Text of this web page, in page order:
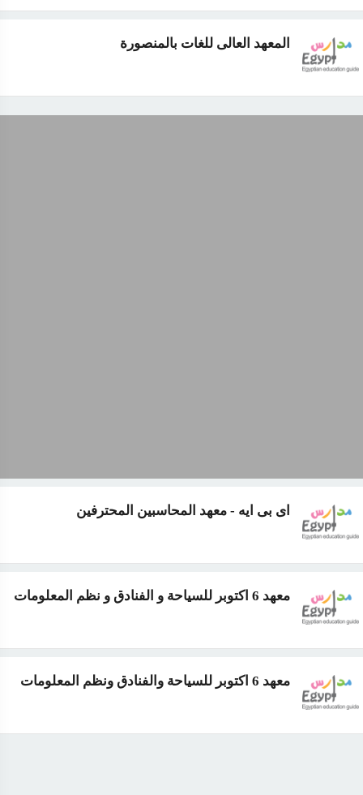
المعهد العالى للغات بالمنصورة
اى بى ايه - معهد المحاسبين المحترفين
معهد 6 اكتوبر للسياحة و الفنادق و نظم المعلومات
معهد 6 اكتوبر للسياحة والفنادق ونظم المعلومات